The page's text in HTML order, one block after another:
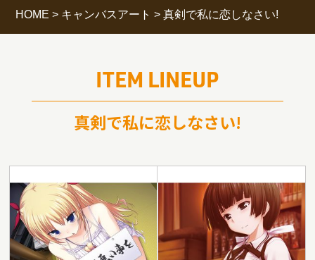
HOME > キャンバスアート >真剣で私に恋しなさい!
ITEM LINEUP
真剣で私に恋しなさい!